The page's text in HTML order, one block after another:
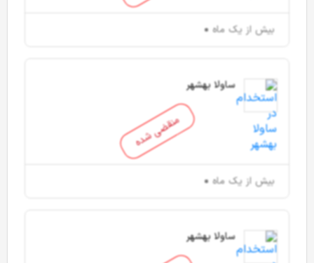
بیش از یک ماه
منقضی شده
ساولا بهشهر
بیش از یک ماه
ساولا بهشهر